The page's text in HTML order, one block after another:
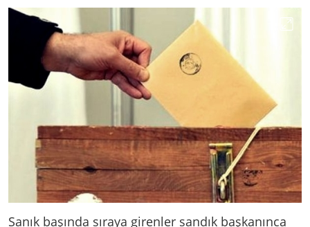
Sanık başında sıraya girenler sandık başkanınca